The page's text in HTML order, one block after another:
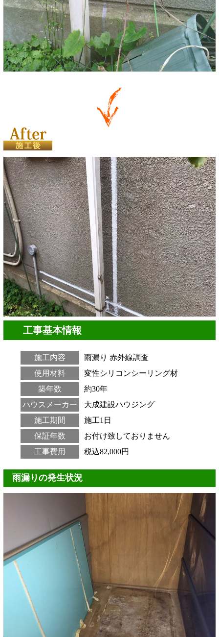
工事基本情報
施工内容 雨漏り 赤外線調査
使用材料
変性シリコンシーリング材
築年数
約30年
ハウスメーカー
大成建設ハウジング
施工期間
施工1日
保証年数
お付け致しておりません
工事費用
税込82,000円
雨漏りの発生状況